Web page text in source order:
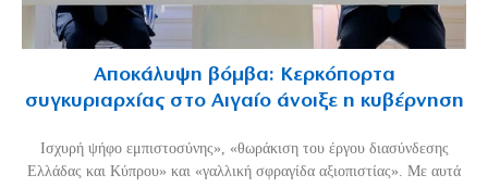
Αποκάλυψη βόμβα: Κερκόπορτα
συγκυριαρχίας στο Αιγαίο άνοιξε η κυβέρνηση
Ισχυρή ψήφο εμπιστοσύνης», «θωράκιση του έργου διασύνδεσης
Ελλάδας και Κύπρου» και «γαλλική σφραγίδα αξιοπιστίας». Με αυτά